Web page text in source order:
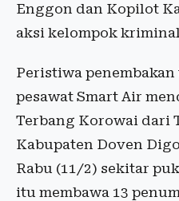
Enggon dan Kopilot
aksi kelompok
Peristiwa
pesawat Smart Air
Terbang Korowai dari
Kabupaten Doven
Rabu (11/2) sekitar
itu membawa 13